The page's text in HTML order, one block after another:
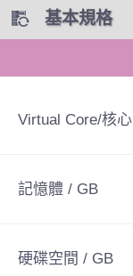
基本規格
Virtual Core/核心
記憶體 / GB
硬碟空間 / GB